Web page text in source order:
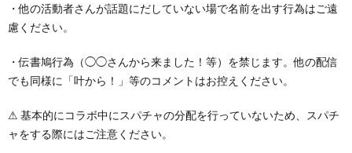
・他の活動者さんが話題にだしていない場で名前を出す行為はご遠
慮ください。
・伝書鳩行為（◯◯さんから来ました！等）を禁じます。他の配信
でも同様に「叶から！」等のコメントはお控えください。
⚠︎ 基本的にコラボ中にスパチャの分配を行っていないため、スパチ
ャをする際にはご注意ください。